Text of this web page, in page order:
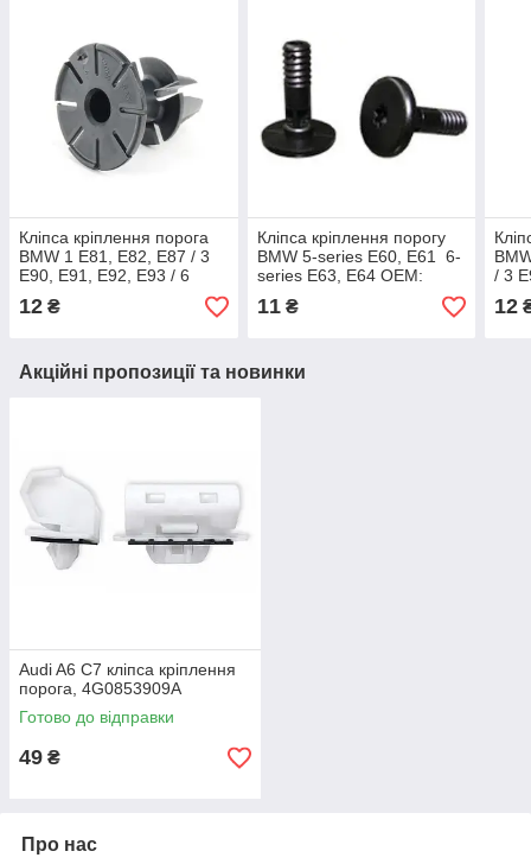
Кліпса кріплення порога
BMW 1 E81, E82, E87 / 3
E90, E91, E92, E93 / 6
F12, F13 / X1 E84, / X6
E71, E72 OEM:
12 ₴
Кліпса кріплення порогу
BMW 5-series E60, E61 6-
series Е63, Е64 ОЕМ:
51717066229
11₴
/ 3
12
Акційні пропозиції та новинки
Audi A6 C7 кліпса кріплення
порога, 4G0853909A
Готово до відправки
49 ₴
Про нас